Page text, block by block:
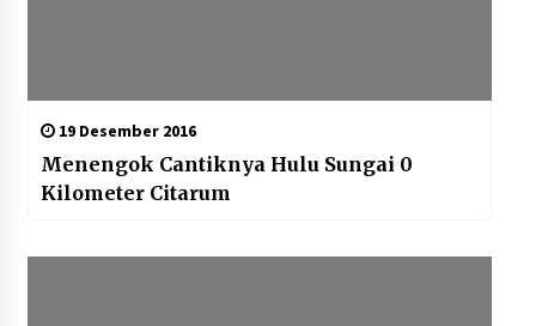
19 Desember 2016
Menengok Cantiknya Hulu Sungai 0
Kilometer Citarum